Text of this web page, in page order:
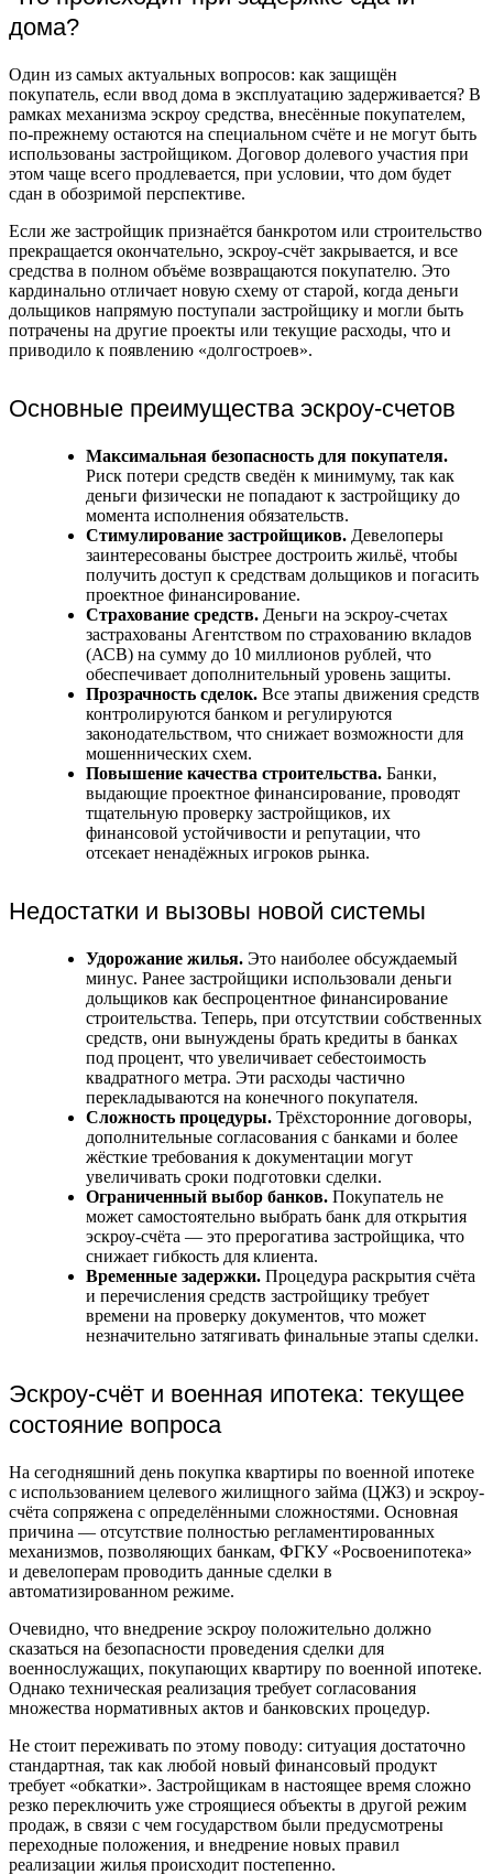
дома?
Один из самых актуальных вопросов: как защищён
покупатель, если ввод дома в эксплуатацию задерживается? В
рамках механизма эскроу средства, внесённые покупателем,
по-прежнему остаются на специальном счёте и не могут быть
использованы застройщиком. Договор долевого участия при
этом чаще всего продлевается, при условии, что дом будет
сдан в обозримой перспективе.
Если же застройщик признаётся банкротом или строительство
прекращается окончательно, эскроу-счёт закрывается, и все
средства в полном объёме возвращаются покупателю. Это
кардинально отличает новую схему от старой, когда деньги
дольщиков напрямую поступали застройщику и могли быть
потрачены на другие проекты или текущие расходы, что и
приводило к появлению «долгостроев».
Основные преимущества эскроу-счетов
Максимальная безопасность для покупателя.
Риск потери средств сведён к минимуму, так как
деньги физически не попадают к застройщику до
момента исполнения обязательств.
Стимулирование застройщиков. Девелоперы
заинтересованы быстрее достроить жильё, чтобы
получить доступ к средствам дольщиков и погасить
проектное финансирование.
Страхование средств. Деньги на эскроу-счетах
застрахованы Агентством по страхованию вкладов
(АСВ) на сумму до 10 миллионов рублей, что
обеспечивает дополнительный уровень защиты.
Прозрачность сделок. Все этапы движения средств
контролируются банком и регулируются
законодательством, что снижает возможности для
мошеннических схем.
Повышение качества строительства. Банки,
выдающие проектное финансирование, проводят
тщательную проверку застройщиков, их
финансовой устойчивости и репутации, что
отсекает ненадёжных игроков рынка.
Недостатки и вызовы новой системы
Удорожание жилья. Это наиболее обсуждаемый
минус. Ранее застройщики использовали деньги
дольщиков как беспроцентное финансирование
строительства. Теперь, при отсутствии собственных
средств, они вынуждены брать кредиты в банках
под процент, что увеличивает себестоимость
квадратного метра. Эти расходы частично
перекладываются на конечного покупателя.
Сложность процедуры. Трёхсторонние договоры,
дополнительные согласования с банками и более
жёсткие требования к документации могут
увеличивать сроки подготовки сделки.
Ограниченный выбор банков. Покупатель не
может самостоятельно выбрать банк для открытия
эскроу-счёта — это прерогатива застройщика, что
снижает гибкость для клиента.
Временные задержки. Процедура раскрытия счёта
и перечисления средств застройщику требует
времени на проверку документов, что может
незначительно затягивать финальные этапы сделки.
Эскроу-счёт и военная ипотека: текущее
состояние вопроса
На сегодняшний день покупка квартиры по военной ипотеке
с использованием целевого жилищного займа (ЦЖЗ) и эскроу-
счёта сопряжена с определёнными сложностями. Основная
причина — отсутствие полностью регламентированных
механизмов, позволяющих банкам, ФГКУ «Росвоенипотека»
и девелоперам проводить данные сделки в
автоматизированном режиме.
Очевидно, что внедрение эскроу положительно должно
сказаться на безопасности проведения сделки для
военнослужащих, покупающих квартиру по военной ипотеке.
Однако техническая реализация требует согласования
множества нормативных актов и банковских процедур.
Не стоит переживать по этому поводу: ситуация достаточно
стандартная, так как любой новый финансовый продукт
требует «обкатки». Застройщикам в настоящее время сложно
резко переключить уже строящиеся объекты в другой режим
продаж, в связи с чем государством были предусмотрены
переходные положения, и внедрение новых правил
реализации жилья происходит постепенно.